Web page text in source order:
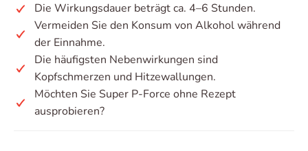
Die Wirkungsdauer beträgt ca. 4–6 Stunden.
Vermeiden Sie den Konsum von Alkohol während
der Einnahme.
Die häufigsten Nebenwirkungen sind
Kopfschmerzen und Hitzewallungen.
Möchten Sie Super P-Force ohne Rezept
ausprobieren?